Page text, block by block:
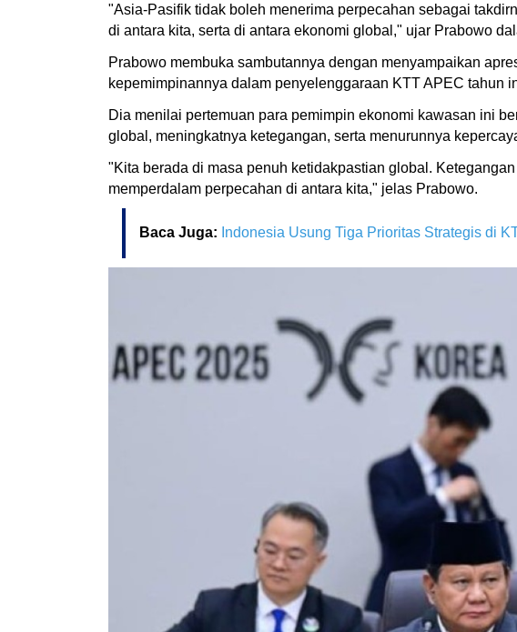
"Asia-Pasifik tidak boleh menerima perpecahan sebagai
di antara kita, serta di antara ekonomi global," ujar Prabowo
Prabowo membuka sambutannya dengan menyampaikan
kepemimpinannya dalam penyelenggaraan KTT APEC tahun
Dia menilai pertemuan para pemimpin ekonomi kawasan ini
global, meningkatnya ketegangan, serta menurunnya
"Kita berada di masa penuh ketidakpastian global.
memperdalam perpecahan di antara kita," jelas Prabowo.
Baca Juga: Indonesia Usung Tiga Prioritas Strategis di